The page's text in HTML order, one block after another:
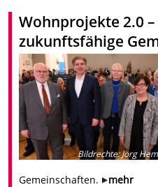
Wohnprojekte 2.0
zukunftsfähige
Bildrechte:Jörg
Gemeinschaften.
mehr